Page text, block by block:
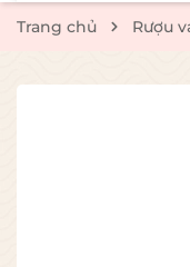
Trang chủ Rượu